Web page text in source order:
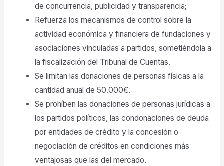
de concurrencia, publicidad y transparencia;
Refuerza los mecanismos de control sobre la
actividad económica y financiera de fundaciones y
asociaciones vinculadas a partidos, sometiéndola a
la fiscalización del Tribunal de Cuentas.
Se limitan las donaciones de personas físicas a la
cantidad anual de 50.000€.
Se prohíben las donaciones de personas jurídicas a
los partidos políticos, las condonaciones de deuda
por entidades de crédito y la concesión o
negociación de créditos en condiciones más
ventajosas que las del mercado.